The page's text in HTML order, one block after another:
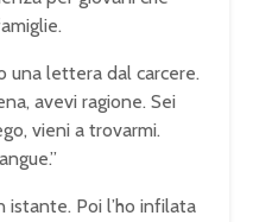
una lettera dal carcere.
avevi ragione. Sei
vieni a trovarmi.
Poi l’ho infilata